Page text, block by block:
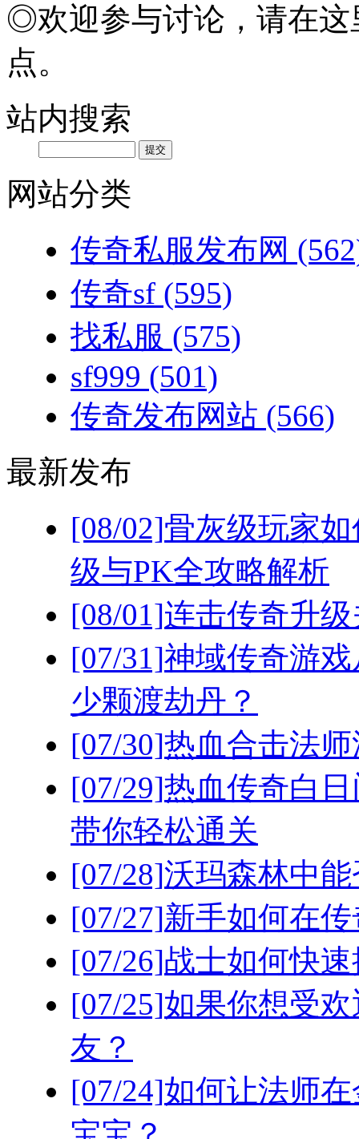
◎欢迎参与讨论，请在这
点。
站内搜索
网站分类
传奇私服发布网
传奇sf (595)
找私服 (575)
sf999 (501)
传奇发布网站 (566)
最新发布
[08/02]骨灰级玩家
级与PK全攻略解析
[08/01]连击传奇升
[07/31]神域传奇游
少颗渡劫丹？
[07/30]热血合击法
[07/29]热血传奇白
带你轻松通关
[07/28]沃玛森林中
[07/27]新手如何在
[07/26]战士如何快
[07/25]如果你想受
友？
[07/24]如何让法师